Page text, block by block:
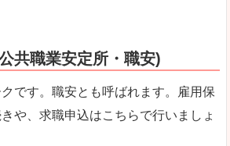
共職業安定所・職安)
です。職安とも呼ばれます。雇用保
や、求職申込はこちらで行いましょ